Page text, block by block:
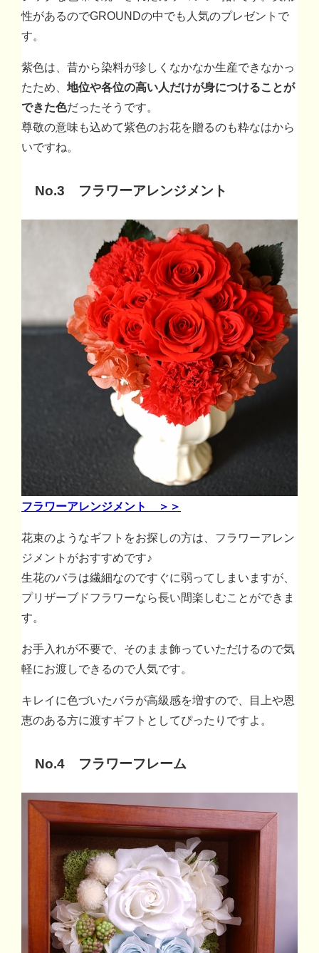
性があるのでGROUNDの中でも人気のプレゼントで
す。
紫色は、昔から染料が珍しくなかなか生産できなかっ
たため、 地位や各位の高い人だけが身につけることが
できた色だったそうです。
尊敬の意味も込めて紫色のお花を贈るのも粋なはから
いですね。
No.3 フラワーアレンジメント
フラワーアレンジメント ＞＞
花束のようなギフトをお探しの方は、フラワーアレン
ジメントがおすすめです♪
生花のバラは繊細なのですぐに弱ってしまいますが、
プリザーブドフラワーなら長い間楽しむことができま
す。
お手入れが不要で、そのまま飾っていただけるので気
軽にお渡しできるので人気です。
キレイに色づいたバラが高級感を増すので、目上や恩
恵のある方に渡すギフトとしてぴったりですよ。
No.4 フラワーフレーム